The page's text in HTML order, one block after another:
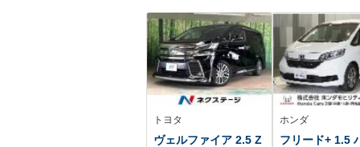
トヨタ
ヴェルファイア 2.5 Z
ホンダ
フリード+ 1.5